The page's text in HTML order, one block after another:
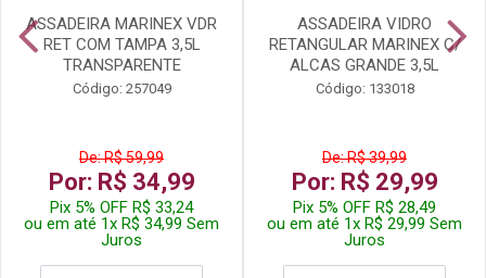
ASSADEIRA MARINEX VDR
RET COM TAMPA 3,5L
TRANSPARENTE
Código: 257049
De: R$ 59,99
Por: R$ 34,99
Pix 5% OFF R$ 33,24
ou em até 1x R$ 34,99 Sem
Juros
ASSADEIRA VIDRO
RETANGULAR MARINEX C/
ALCAS GRANDE 3,5L
Código: 133018
De: R$ 39,99
Por: R$ 29,99
Pix 5% OFF R$ 28,49
ou em até 1x R$ 29,99 Sem
Juros